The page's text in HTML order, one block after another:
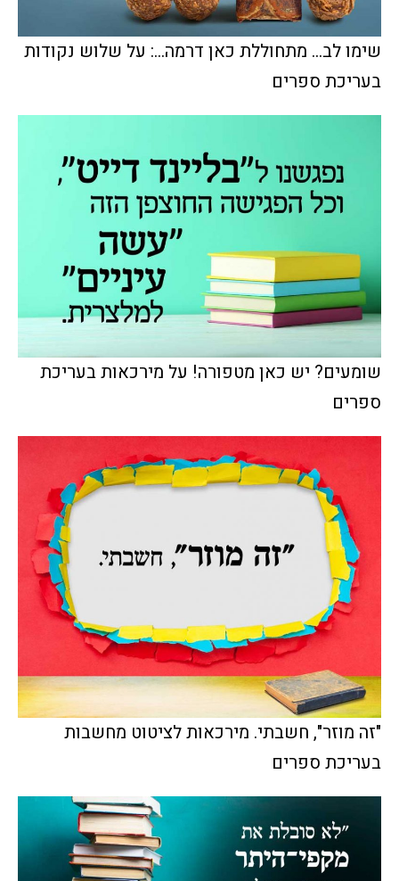
שימו לב... מתחוללת כאן דרמה...: על שלוש נקודות
בעריכת ספרים
שומעים? יש כאן מטפורה! על מירכאות בעריכת
ספרים
"זה מוזר", חשבתי. מירכאות לציטוט מחשבות
בעריכת ספרים